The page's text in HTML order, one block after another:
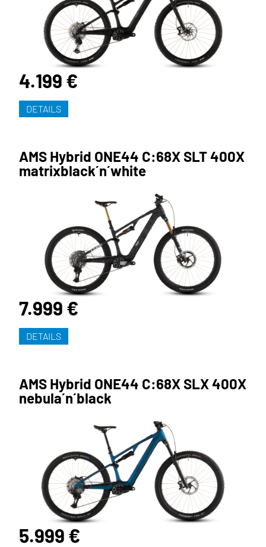
4.199 €
DETAILS
AMS Hybrid ONE44 C:68X SLT 400X
matrixblack´n´white
7.999 €
DETAILS
AMS Hybrid ONE44 C:68X SLX 400X
nebula´n´black
5.999 €